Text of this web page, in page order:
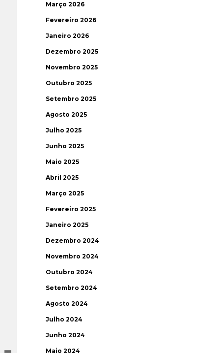
Março 2026
Fevereiro 2026
Janeiro 2026
Dezembro 2025
Novembro 2025
Outubro 2025
Setembro 2025
Agosto 2025
Julho 2025
Junho 2025
Maio 2025
Abril 2025
Março 2025
Fevereiro 2025
Janeiro 2025
Dezembro 2024
Novembro 2024
Outubro 2024
Setembro 2024
Agosto 2024
Julho 2024
Junho 2024
Maio 2024